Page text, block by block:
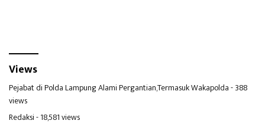
Views
Pejabat di Polda Lampung Alami Pergantian,Termasuk Wakapolda- 388
views
Redaksi- 18,581 views